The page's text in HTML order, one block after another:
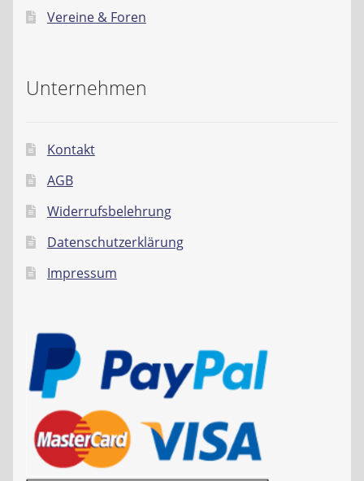
Vereine & Foren
Unternehmen
Kontakt
AGB
Widerrufsbelehrung
Datenschutzerklärung
Impressum